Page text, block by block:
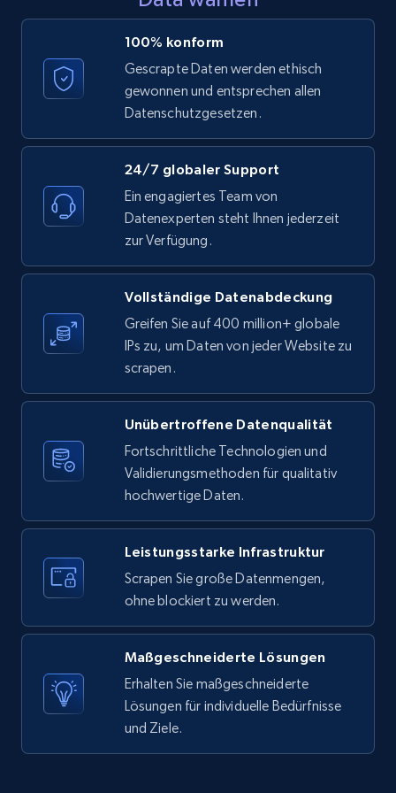
URL, ID, User id, Use url, Title, Headline, Post
text, Date posted, and more.
11.3K+ 1.5K+ Gratis testen
LinkedIn posts - Discover new posts
URL, ID, User id, Use url, Title, Headline, Post
text, Date posted, and more.
11.3K+ 1.5K+ Gratis testen
X (formerly Twitter) - Posts
ID, User posted, Name, Description, Date
posted, Photos, URL, Quoted post, and more.
10.4K+ 1.2K+ Gratis testen
Twitter posts URLs
ID, User posted, Name, Description, Date
posted, Photos, URL, Quoted post, and more.
1.2K+
100% konform
Gescrapte Daten werden ethisch
gewonnen und entsprechen allen
Datenschutzgesetzen.
24/7 globaler Support
Ein engagiertes Team von
Datenexperten steht Ihnen jederzeit
zur Verfügung.
Vollständige Datenabdeckung
Greifen Sie auf 400 million+ globale
IPs zu, um Daten von jeder Website zu
scrapen.
Unübertroffene Datenqualität
Fortschrittliche Technologien und
Validierungsmethoden für qualitativ
hochwertige Daten.
Leistungsstarke Infrastruktur
Scrapen Sie große Datenmengen,
ohne blockiert zu werden.
Maßgeschneiderte Lösungen
Erhalten Sie maßgeschneiderte
Lösungen für individuelle Bedürfnisse
und Ziele.